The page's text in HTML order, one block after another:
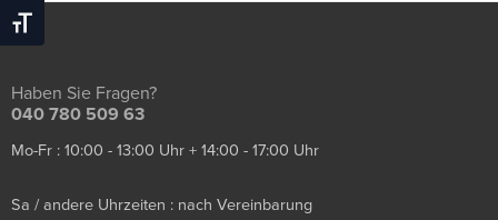
Schrift Vergrößern
Haben Sie Fragen?
040 780 509 63
Mo-Fr : 10:00 - 13:00 Uhr + 14:00 - 17:00 Uhr
Sa / andere Uhrzeiten : nach Vereinbarung